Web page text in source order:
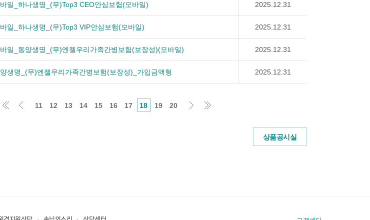
일_하나생명_(무)Top3 CEO안심보험(모바일) 2025.12.31
일_하나생명_(무)Top3 VIP안심보험(모바일) 2025.12.31
일_동양생명_(무)엔젤우리가족간병보험(보장성)(모바일) 2025.12.31
생명_(무)엔젤우리가족간병보험(보장성)_가입금액형 2025.12.31
11 12 13 14 15 16 17 18 19 20
상품공시실